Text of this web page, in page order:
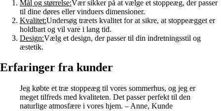
Mål og størrelse:Vær sikker på at vælge et stoppeæg, der passer
til dine døres eller vinduers dimensioner.
Kvalitet:Undersøg træets kvalitet for at sikre, at stoppeægget er
holdbart og vil vare i lang tid.
Design:Vælg et design, der passer til din indretningsstil og
æstetik.
Erfaringer fra kunder
Jeg købte et træ stoppeæg til vores sommerhus, og jeg er
meget tilfreds med kvaliteten. Det passer perfekt til den
naturlige atmosfære i vores hjem. – Anne, Kunde